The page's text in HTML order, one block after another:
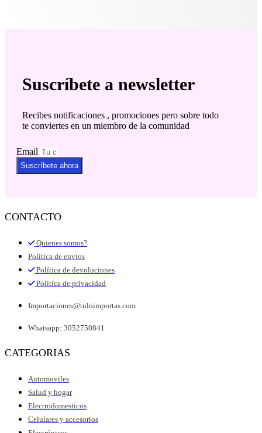
Suscríbete a newsletter
Recibes notificaciones , promociones pero sobre todo
te conviertes en un miembro de la comunidad
Email
Suscríbete ahora
CONTACTO
Quienes somos?
Política de envíos
Política de devoluciones
Política de privacidad
Importaciones@tuloimportas.com
Whatsapp: 3052750841
CATEGORIAS
Automoviles
Salud y hogar
Electrodomesticos
Celulares y accesorios